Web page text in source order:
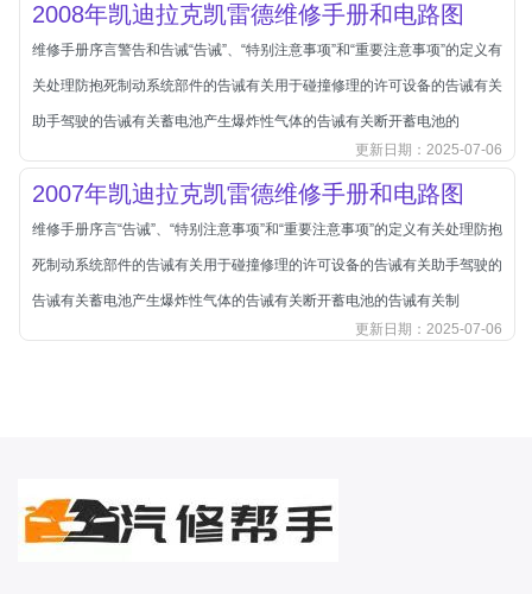
长安-睿行
长安-跨越
D
DS
DS
DS-进口
东南
东风富康
东风小康
东风景逸
东风风光
2008年凯迪拉克凯雷德维修手册和电路图
维修手册序言警告和告诫“告诫”、“特别注意事项”和“重要注意事项”的定义有
关处理防抱死制动系统部件的告诫有关用于碰撞修理的许可设备的告诫有关
助手驾驶的告诫有关蓄电池产生爆炸性气体的告诫有关断开蓄电池的
更新日期：2025-07-06
2007年凯迪拉克凯雷德维修手册和电路图
维修手册序言“告诫”、“特别注意事项”和“重要注意事项”的定义有关处理防抱
死制动系统部件的告诫有关用于碰撞修理的许可设备的告诫有关助手驾驶的
告诫有关蓄电池产生爆炸性气体的告诫有关断开蓄电池的告诫有关制
更新日期：2025-07-06